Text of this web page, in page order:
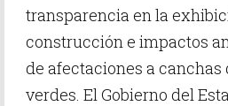
transparencia en la
construcción e impactos
de afectaciones a canchas
verdes. El Gobierno del